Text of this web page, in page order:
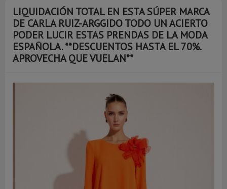
LIQUIDACIÓN TOTAL EN ESTA SÚPER MARCA
DE CARLA RUIZ-ARGGIDO TODO UN ACIERTO
PODER LUCIR ESTAS PRENDAS DE LA MODA
ESPAÑOLA. **DESCUENTOS HASTA EL 70%.
APROVECHA QUE VUELAN**